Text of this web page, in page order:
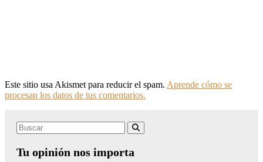
Este sitio usa Akismet para reducir el spam. Aprende cómo se
procesan los datos de tus comentarios.
Search
Tu opinión nos importa